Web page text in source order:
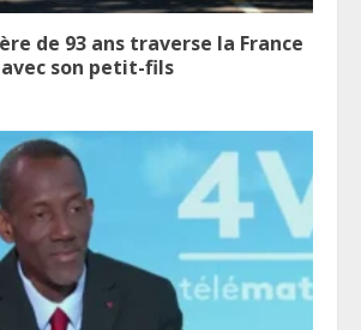
de 93 ans traverse la France
son petit-fils